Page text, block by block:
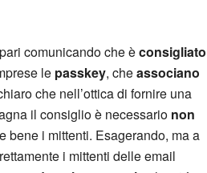
comunicando che èconsigliato
le passkey, cheassociano
che nell’ottica di fornire una
il consiglio è necessario non
bene i mittenti. Esagerando, ma a
i mittenti delle email